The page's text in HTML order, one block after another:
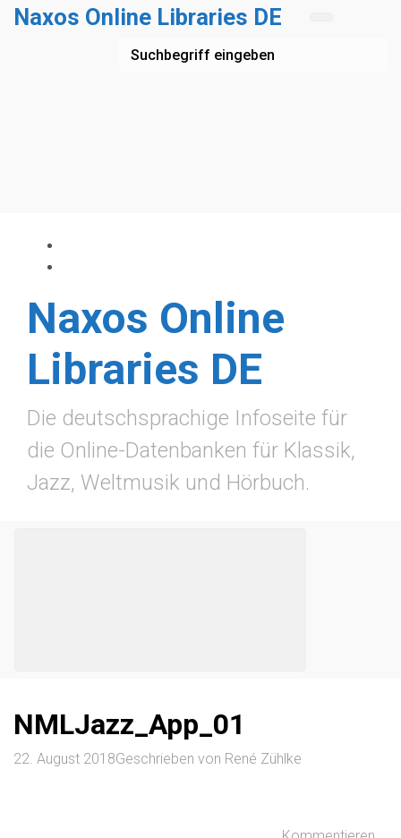
Zum Hauptinhalt springen
Naxos Online Libraries DE
Naxos Online
Libraries DE
Die deutschsprachige Infoseite für
die Online-Datenbanken für Klassik,
Jazz, Weltmusik und Hörbuch.
NMLJazz_App_01
22. August 2018Geschrieben von René Zühlke